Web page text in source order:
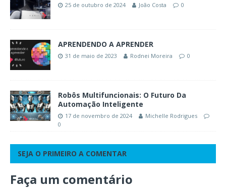
25 de outubro de 2024 João Costa 0
APRENDENDO A APRENDER
31 de maio de 2023 Rodnei Moreira 0
Robôs Multifuncionais: O Futuro Da
Automação Inteligente
17 de novembro de 2024
Michelle Rodrigues
0
SEJA O PRIMEIRO A COMENTAR
Faça um comentário